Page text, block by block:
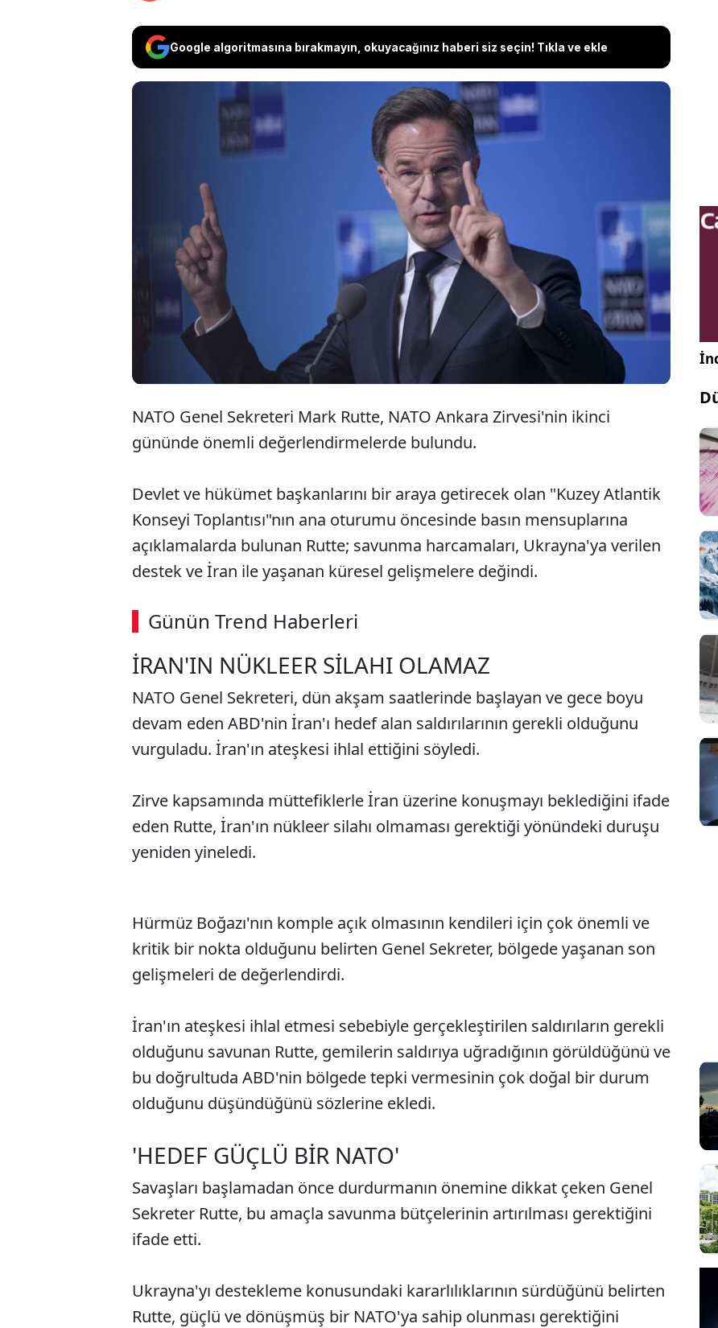
Google algoritmasına bırakmayın, okuyacağınız haberi siz seçin! Tıkla ve ekle
NATO Genel Sekreteri Mark Rutte, Ankara Zirvesi kapsamında
yaptığı açıklamalarda ittifakın savunma bütçelerinin artırılması
gerektiğini vurgularken, İran’ın nükleer silaha sahip olmaması ve
Hürmüz Boğazı’nın tamamen açık kalması gerektiğini ifade etti.
NATO Genel Sekreteri Mark Rutte, NATO Ankara Zirvesi'nin ikinci
gününde önemli değerlendirmelerde bulundu.
Devlet ve hükümet başkanlarını bir araya getirecek olan "Kuzey Atlantik
Konseyi Toplantısı"nın ana oturumu öncesinde basın mensuplarına
açıklamalarda bulunan Rutte; savunma harcamaları, Ukrayna'ya verilen
destek ve İran ile yaşanan küresel gelişmelere değindi.
Günün Trend Haberleri
İRAN'IN NÜKLEER SİLAHI OLAMAZ
NATO Genel Sekreteri, dün akşam saatlerinde başlayan ve gece boyu
devam eden ABD'nin İran'ı hedef alan saldırılarının gerekli olduğunu
vurguladu. İran'ın ateşkesi ihlal ettiğini söyledi.
Zirve kapsamında müttefiklerle İran üzerine konuşmayı beklediğini ifade
eden Rutte, İran'ın nükleer silahı olmaması gerektiği yönündeki duruşu
yeniden yineledi.
Hürmüz Boğazı'nın komple açık olmasının kendileri için çok önemli ve
kritik bir nokta olduğunu belirten Genel Sekreter, bölgede yaşanan son
gelişmeleri de değerlendirdi.
İran'ın ateşkesi ihlal etmesi sebebiyle gerçekleştirilen saldırıların gerekli
olduğunu savunan Rutte, gemilerin saldırıya uğradığının görüldüğünü ve
bu doğrultuda ABD'nin bölgede tepki vermesinin çok doğal bir durum
olduğunu düşündüğünü sözlerine ekledi.
'HEDEF GÜÇLÜ BİR NATO'
Savaşları başlamadan önce durdurmanın önemine dikkat çeken Genel
Sekreter Rutte, bu amaçla savunma bütçelerinin artırılması gerektiğini
ifade etti.
Ukrayna'yı destekleme konusundaki kararlılıklarının sürdüğünü belirten
Rutte, güçlü ve dönüşmüş bir NATO'ya sahip olunması gerektiğini